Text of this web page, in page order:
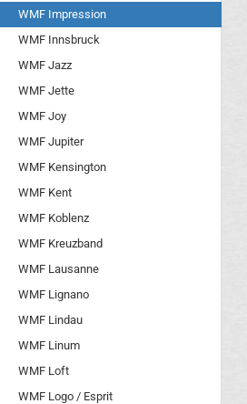
WMF Impression
WMF Innsbruck
WMF Jazz
WMF Jette
WMF Joy
WMF Jupiter
WMF Kensington
WMF Kent
WMF Koblenz
WMF Kreuzband
WMF Lausanne
WMF Lignano
WMF Lindau
WMF Linum
WMF Loft
WMF Logo / Esprit